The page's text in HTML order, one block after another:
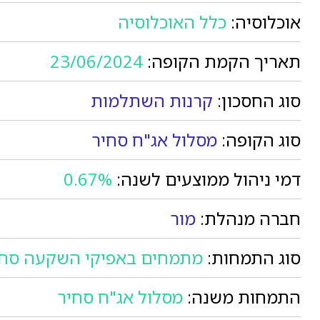
אוכלוסיה: כלל האוכלוסיה
תאריך הקמת הקופה: 23/06/2024
סוג החסכון: קרנות השתלמות
סוג הקופה: מסלול אג"ח סחיר
דמי ניהול ממוצעים לשנה: 0.67%
חברה מנהלת: מור
סוג התמחות: מתמחים באפיקי השקעה
התמחות משנה: מסלול אג"ח סחיר